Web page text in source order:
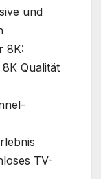
und
8K:
Qualität
TV-